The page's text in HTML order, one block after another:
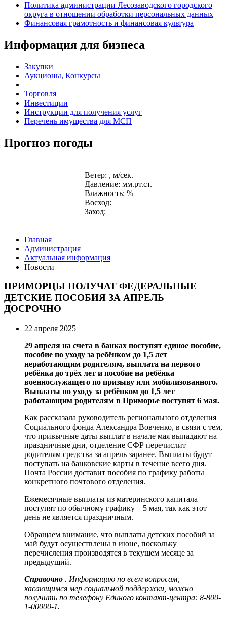
Политика администрации Лесозаводского городского
округа в отношении обработки персональных данных
Финансовая грамотность и финансовая культура
Информация для бизнеса
Закупки
Аукционы, Конкурсы
Торговля
Инвестиции
Инструкции для получения услуг
Перечень имущества для МСП
Прогноз погоды
Ветер: , м/сек.
Давление: мм.рт.ст.
Влажность: %
Восход:
Заход:
Главная
Администрация
Актуальная информация
Новости
ПРИМОРЦЫ ПОЛУЧАТ ФЕДЕРАЛЬНЫЕ
ДЕТСКИЕ ПОСОБИЯ ЗА АПРЕЛЬ
ДОСРОЧНО
22 апреля 2025
29 апреля на счета в банках поступят единое пособие,
пособие по уходу за ребёнком до 1,5 лет
неработающим родителям, выплата на первого
ребёнка до трёх лет и пособие на ребёнка
военнослужащего по призыву или мобилизованного.
Выплаты по уходу за ребёнком до 1,5 лет
работающим родителям в Приморье поступят 6 мая.
Как рассказала руководитель регионального отделения
Социального фонда Александра Вовченко, в связи с тем,
что привычные даты выплат в начале мая выпадают на
праздничные дни, отделение СФР перечислит
родителям средства за апрель заранее. Выплаты будут
поступать на банковские карты в течение всего дня.
Почта России доставит пособия по графику работы
конкретного почтового отделения.
Ежемесячные выплаты из материнского капитала
поступят по обычному графику – 5 мая, так как этот
день не является праздничным.
Обращаем внимание, что выплаты детских пособий за
май будут осуществлены в июне, поскольку
перечисления производятся в текущем месяце за
предыдущий.
Справочно . Информацию по всем вопросам,
касающимся мер социальной поддержки, можно
получить по телефону Единого контакт-центра: 8-800-
1-00000-1.